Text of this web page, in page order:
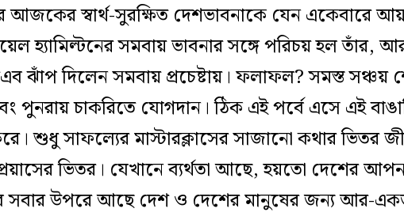
আজকের স্বার্থ-সুরক্ষিত দেশভাবনাকে যেন একেবারে
হ্যামিল্টনের সমবায় ভাবনার সঙ্গে পরিচয় হল তাঁর,
ঝাঁপ দিলেন সমবায় প্রচেষ্টায়। ফলাফল? সমস্ত সঞ্চয়
পুনরায় চাকরিতে যোগদান। ঠিক এই পর্বে এসে এই
শুধু সাফল্যের মাস্টারক্লাসের সাজানো কথার ভিতর
ভিতর। যেখানে ব্যর্থতা আছে, হয়তো দেশের
সবার উপরে আছে দেশ ও দেশের মানুষের জন্য আর-